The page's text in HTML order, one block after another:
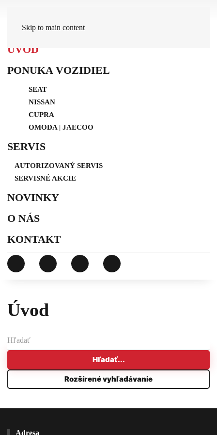
Skip to main content
ÚVOD
PONUKA VOZIDIEL
SEAT
NISSAN
CUPRA
OMODA | JAECOO
SERVIS
AUTORIZOVANÝ SERVIS
SERVISNÉ AKCIE
NOVINKY
O NÁS
KONTAKT
Úvod
Hľadať...
Rozšírené vyhľadávanie
Adresa